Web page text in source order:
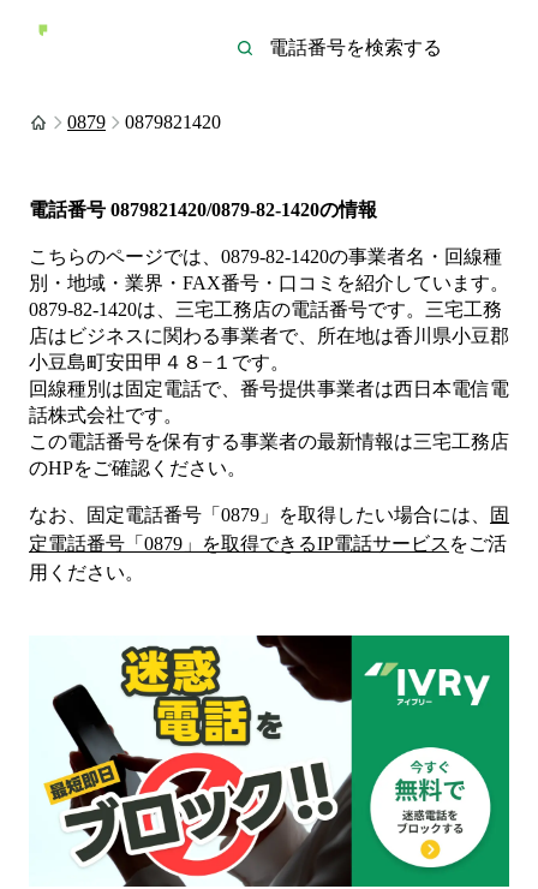
0879 0879821420
電話番号 0879821420/0879-82-1420の情報
こちらのページでは、 0879-82-1420の事業者名・回線種
別・地域・業界・FAX番号・口コミを紹介しています。
0879-82-1420は、 三宅工務店の電話番号です。 三宅工務
店は ビジネスに関わる事業者で、所在地は香川県小豆郡
小豆島町安田甲４８−１ です。
回線種別は固定電話で、番号提供事業者は西日本電信電
話株式会社です。
この電話番号を保有する事業者の最新情報は三宅工務店
のHPをご確認ください。
なお、固定電話番号「 0879 」を取得したい場合には、
固
定電話番号「 0879 」を取得できるIP電話サービス をご活
用ください。